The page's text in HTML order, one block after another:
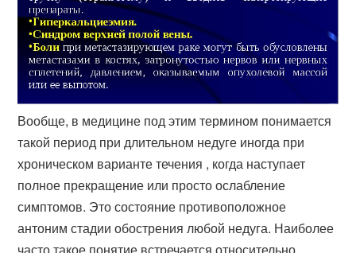
Вообще, в медицине под этим термином понимается
такой период при длительном недуге иногда при
хроническом варианте течения , когда наступает
полное прекращение или просто ослабление
симптомов. Это состояние противоположное
антоним стадии обострения любой недуга. Наиболее
часто такое понятие встречается относительно